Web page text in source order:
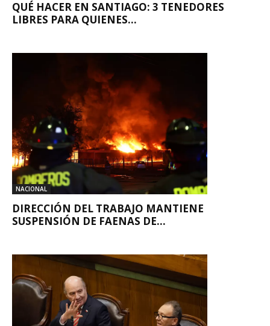
QUÉ HACER EN SANTIAGO: 3 TENEDORES
LIBRES PARA QUIENES...
NACIONAL
DIRECCIÓN DEL TRABAJO MANTIENE
SUSPENSIÓN DE FAENAS DE...